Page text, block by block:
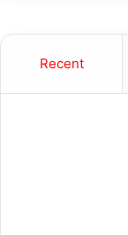
Recent